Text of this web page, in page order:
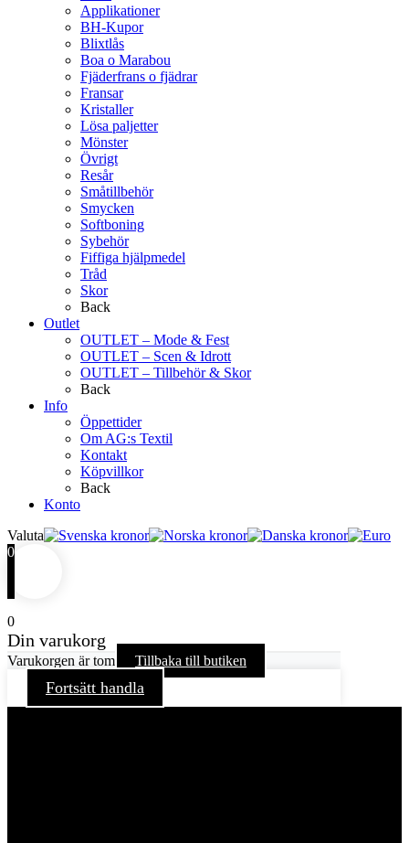
Applikationer
BH-Kupor
Blixtlås
Boa o Marabou
Fjäderfrans o fjädrar
Fransar
Kristaller
Lösa paljetter
Mönster
Övrigt
Resår
Småtillbehör
Smycken
Softboning
Sybehör
Fiffiga hjälpmedel
Tråd
Skor
Back
Outlet
OUTLET – Mode & Fest
OUTLET – Scen & Idrott
OUTLET – Tillbehör & Skor
Back
Info
Öppettider
Om AG:s Textil
Kontakt
Köpvillkor
Back
Konto
Valuta
0
0
Din varukorg
Varukorgen är tom Tillbaka till butiken
Fortsätt handla